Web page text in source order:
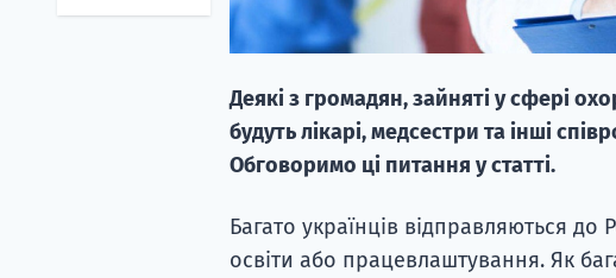
Деякі з громадян, зайняті у сфері
будуть лікарі, медсестри та інші
Обговоримо ці питання у статті.
Багато українців відправляються
освіти або працевлаштування. Як